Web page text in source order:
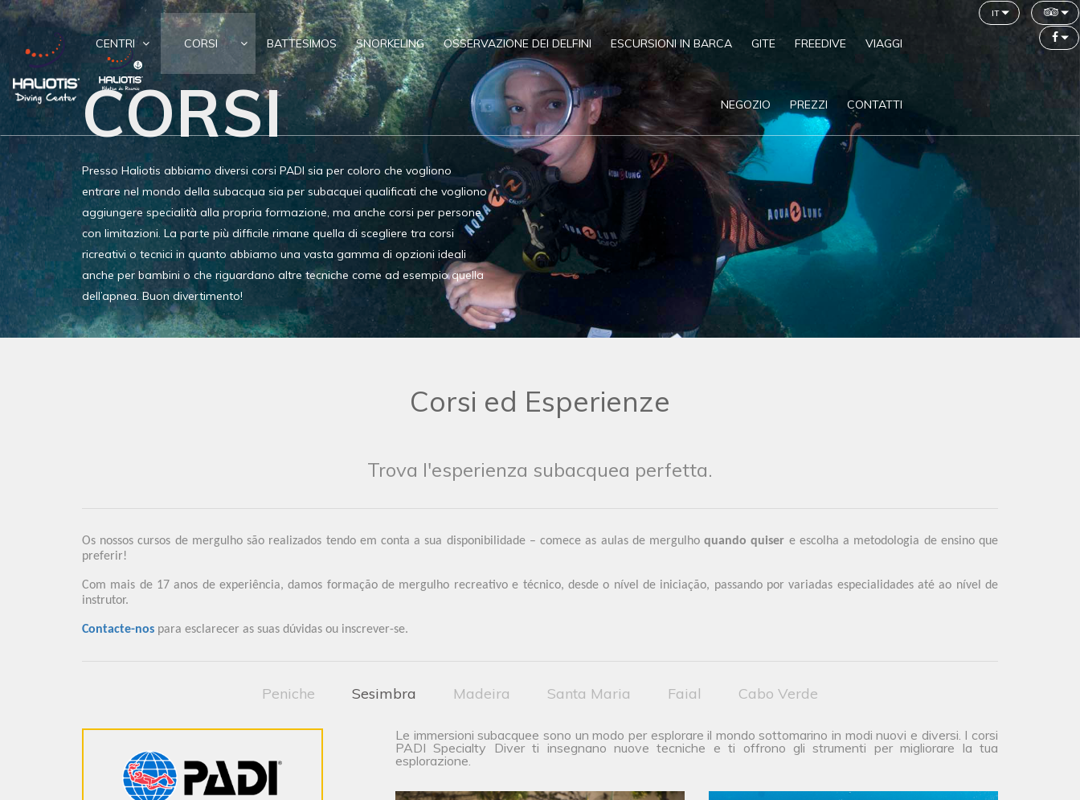
CENTRI CORSI BATTESIMOS SNORKELING OSSERVAZIONE DEI DELFINI ESCURSIONI IN BARCA GITE FREEDIVE VIAGGI
NEGOZIO PREZZI CONTATTI
it
CORSI
Presso Haliotis abbiamo diversi corsi PADI sia per coloro che vogliono
entrare nel mondo della subacqua sia per subacquei qualificati che vogliono
aggiungere specialità alla propria formazione, ma anche corsi per persone
con limitazioni. La parte più difficile rimane quella di scegliere tra corsi
ricreativi o tecnici in quanto abbiamo una vasta gamma di opzioni ideali
anche per bambini o che riguardano altre tecniche come ad esempio quella
dell’apnea. Buon divertimento!
Corsi ed Esperienze
Trova l'esperienza subacquea perfetta.
Os nossos cursos de mergulho são realizados tendo em conta a sua disponibilidade – comece as aulas de mergulhoquando quiser e escolha a metodologia de ensino que
preferir!
Com mais de 17 anos de experiência, damos formação de mergulho recreativo e técnico, desde o nível de iniciação, passando por variadas especialidades até ao nível de
instrutor.
Contacte-nos para esclarecer as suas dúvidas ou inscrever-se.
Peniche Sesimbra Madeira Santa Maria Faial Cabo Verde
Le immersioni subacquee sono un modo per esplorare il mondo sottomarino in modi nuovi e diversi. I corsi
PADI Specialty Diver ti insegnano nuove tecniche e ti offrono gli strumenti per migliorare la tua
esplorazione.